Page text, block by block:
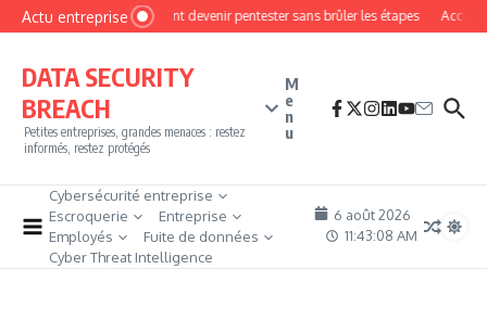
Aller au contenu
Actu entrepriseComment devenir pentester sans brûler les étapes Accès
DATA SECURITY
BREACH
Petites entreprises, grandes menaces : restez
informés, restez protégés
M
e
n
u
Cybersécurité entreprise
Escroquerie
Entreprise
Employés
Fuite de données
Cyber Threat Intelligence
6 août 2026
11:43:08 AM